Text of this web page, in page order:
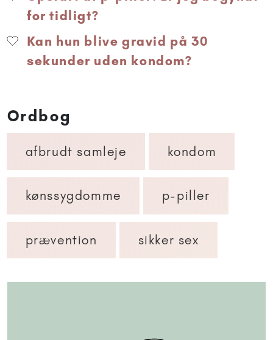
for tidligt?
Kan hun blive gravid på 30
sekunder uden kondom?
Ordbog
afbrudt samleje kondom
kønssygdomme p-piller
prævention sikker sex